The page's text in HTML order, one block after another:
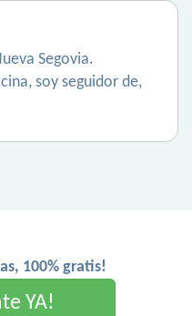
Segovia.
soy seguidor de,
100% gratis!
YA!